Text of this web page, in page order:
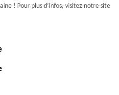
! Pour plus d’infos, visitez notre site